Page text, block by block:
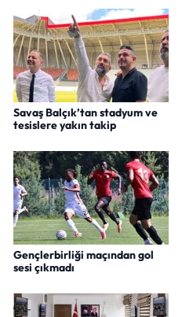
Savaş Balçık’tan stadyum ve
tesislere yakın takip
Gençlerbirliği maçından gol
sesi çıkmadı